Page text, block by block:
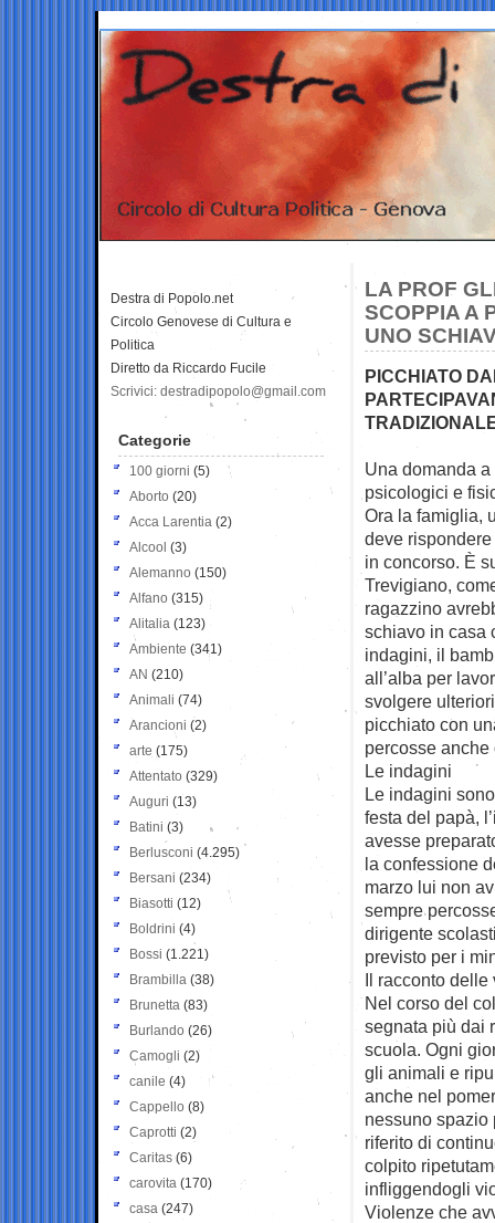
LA PROF
SCOPPIA A
UNO
PICCHIATO
Una domanda
psicologici e
Ora la famiglia,
deve
in concorso. È
Trevigiano,
ragazzino
schiavo in casa
indagini, il
all’alba per
svolgere
picchiato con
percosse
Le indagini
Le indagini
festa del papà,
avesse
la confessione
marzo lui non
sempre
dirigente
previsto per i
Il racconto
Nel corso del
segnata più dai
scuola. Ogni
gli animali e
anche nel
nessuno spazio
riferito di
colpito
infliggendogli
Violenze che
Destra di Popolo.net
Circolo Genovese di Cultura e
Politica
Diretto da Riccardo Fucile
Scrivici: destradipopolo@gmail.com
Categorie
100 giorni (5)
Aborto (20)
Acca Larentia (2)
Alcool (3)
Alemanno (150)
Alfano (315)
Alitalia (123)
Ambiente (341)
AN (210)
Animali (74)
Arancioni (2)
arte (175)
Attentato (329)
Auguri (13)
Batini (3)
Berlusconi (4.295)
Bersani (234)
Biasotti (12)
Boldrini (4)
Bossi (1.221)
Brambilla (38)
Brunetta (83)
Burlando (26)
Camogli (2)
canile (4)
Cappello (8)
Caprotti (2)
Caritas (6)
carovita (170)
casa (247)